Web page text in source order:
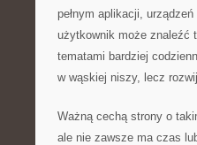
pełnym aplikacji,
użytkownik może znaleźć
tematami bardziej
w wąskiej niszy, lecz
Ważną cechą strony o
ale nie zawsze ma czas